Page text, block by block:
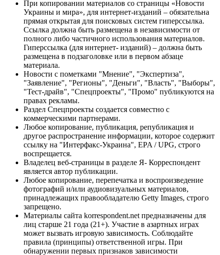
При копировании материалов со страницы «Новости
Украины и мира», для интернет-изданий – обязательна
прямая открытая для поисковых систем гиперссылка.
Ссылка должна быть размещена в независимости от
полного либо частичного использования материалов.
Гиперссылка (для интернет- изданий) – должна быть
размещена в подзаголовке или в первом абзаце
материала.
Новости с пометками "Мнение", "Экспертиза",
"Заявление", "Регионы", "Деньги", "Власть", "Выборы",
"Тест-драйв", "Спецпроекты", "Промо" публикуются на
правах рекламы.
Раздел Спецпроекты создается совместно с
коммерческими партнерами.
Любое копирование, публикация, републикация и
другое распространение информации, которое содержит
ссылку на "Интерфакс-Украина", EPA / UPG, строго
воспрещается.
Владелец веб-страницы в разделе Я- Корреспондент
является автор публикации.
Любое копирование, перепечатка и воспроизведение
фотографий и/или аудиовизуальных материалов,
принадлежащих правообладателю Getty Images, строго
запрещено.
Материалы сайта korrespondent.net предназначены для
лиц старше 21 года (21+). Участие в азартных играх
может вызвать игровую зависимость. Соблюдайте
правила (принципы) ответственной игры. При
обнаружении первых признаков зависимости